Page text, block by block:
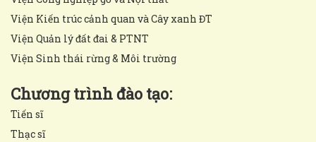
Viện Kiến trúc cảnh quan và Cây xanh ĐT
Viện Quản lý đất đai & PTNT
Viện Sinh thái rừng & Môi trường
Chương trình đào tạo:
Tiến sĩ
Thạc sĩ